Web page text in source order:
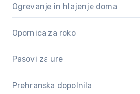
Ogrevanje in hlajenje doma
Opornica za roko
Pasovi za ure
Prehranska dopolnila